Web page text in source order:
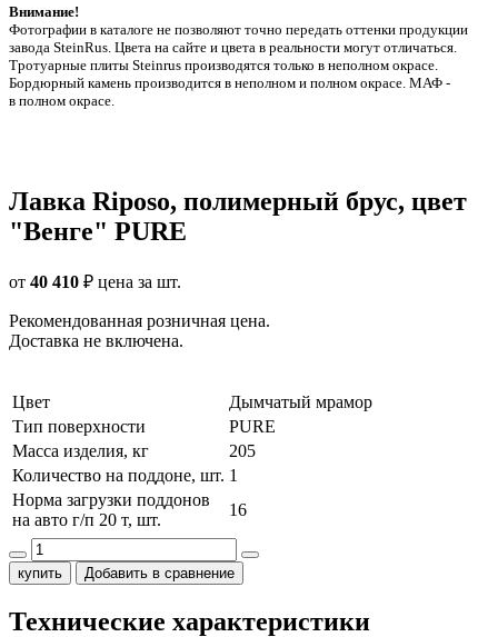
Внимание!
Фотографии в каталоге не позволяют точно передать оттенки продукции
заводa SteinRus. Цвета на сайте и цвета в реальности могут отличаться.
Тротуарные плиты Steinrus производятся только в неполном окрасе.
Бордюрный камень производится в неполном и полном окрасе. МАФ -
в полном окрасе.
Лавка Riposo, полимерный брус, цвет
"Венге" PURE
от 40 410 ₽ цена за шт.
Рекомендованная розничная цена.
Доставка не включена.
Цвет
Дымчатый мрамор
Тип поверхности
PURE
Масса изделия, кг
205
Количество на поддоне, шт. 1
Норма загрузки поддонов
на авто г/п 20 т, шт.
16
купить Добавить в сравнение
Технические характеристики